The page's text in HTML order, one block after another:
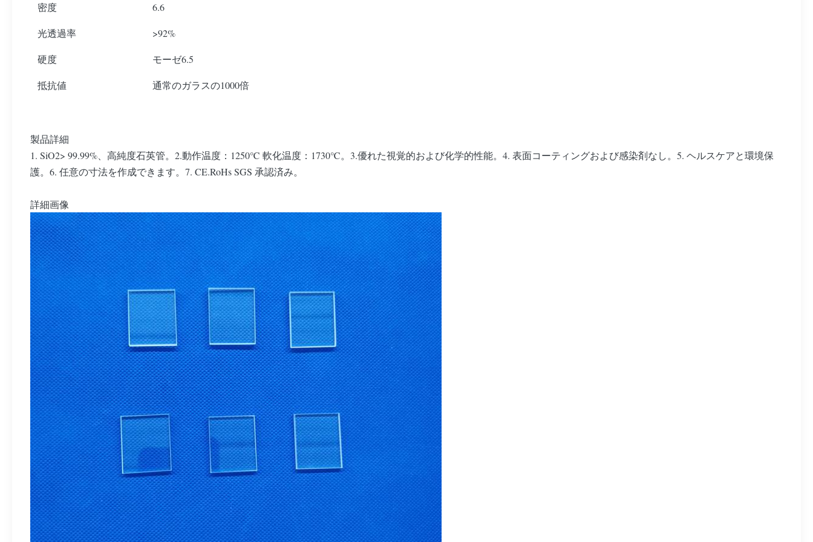
密度 6.6
光透過率 >92%
硬度 モーゼ6.5
抵抗値 通常のガラスの1000倍
製品詳細
1. SiO2> 99.99%、高純度石英管。2.動作温度：1250℃ 軟化温度：1730℃。3.優れた視覚的および化学的性能。4. 表面コーティングおよび感染剤なし。5. ヘルスケアと環境保
護。6. 任意の寸法を作成できます。7. CE.RoHs SGS 承認済み。
詳細画像